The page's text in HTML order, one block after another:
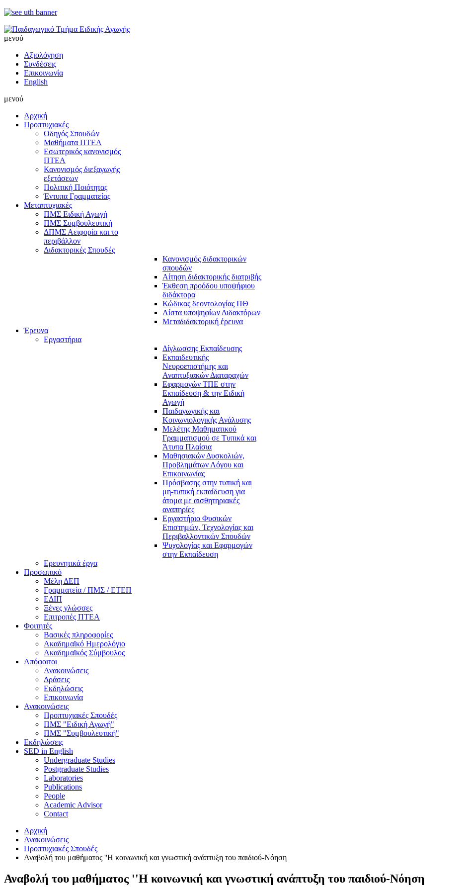
μενού
Αξιολόγηση
Συνδέσεις
Επικοινωνία
English
μενού
Αρχική
Προπτυχιακές
Οδηγός Σπουδών
Μαθήματα ΠΤΕΑ
Εσωτερικός κανονισμός
ΠΤΕΑ
Κανονισμός διεξαγωγής
εξετάσεων
Πολιτική Ποιότητας
Έντυπα Γραμματείας
Μεταπτυχιακές
ΠΜΣ Ειδική Αγωγή
ΠΜΣ Συμβουλευτική
ΔΠΜΣ Αειφορία και το
περιβάλλον
Διδακτορικές Σπουδές
Κανονισμός διδακτορικών
σπουδών
Αίτηση διδακτορικής διατριβής
Έκθεση προόδου υποψήφιου
διδάκτορα
Κώδικας δεοντολογίας ΠΘ
Λίστα υποψηφίων Διδακτόρων
Μεταδιδακτορική έρευνα
Έρευνα
Εργαστήρια
Δίγλωσσης Εκπαίδευσης
Εκπαιδευτικής
Νευροεπιστήμης και
Αναπτυξιακών Διαταραχών
Εφαρμογών ΤΠΕ στην
Εκπαίδευση & την Ειδική
Αγωγή
Παιδαγωγικής και
Κοινωνιολογικής Ανάλυσης
Μελέτης Μαθηματικού
Γραμματισμού σε Τυπικά και
Άτυπα Πλαίσια
Μαθησιακών Δυσκολιών,
Προβλημάτων Λόγου και
Επικοινωνίας
Πρόσβασης στην τυπική και
μη-τυπική εκπαίδευση για
άτομα με αισθητηριακές
αναπηρίες
Εργαστήριο Φυσικών
Επιστημών, Τεχνολογίας και
Περιβαλλοντικών Σπουδών
Ψυχολογίας και Εφαρμογών
στην Εκπαίδευση
Ερευνητικά έργα
Προσωπικό
Μέλη ΔΕΠ
Γραμματεία / ΠΜΣ / ΕΤΕΠ
ΕΔΙΠ
Ξένες γλώσσες
Επιτροπές ΠΤΕΑ
Φοιτητές
Βασικές πληροφορίες
Ακαδημαϊκό Ημερολόγιο
Ακαδημαϊκός Σύμβουλος
Απόφοιτοι
Ανακοινώσεις
Δράσεις
Εκδηλώσεις
Επικοινωνία
Ανακοινώσεις
Προπτυχιακές Σπουδές
ΠΜΣ "Ειδική Αγωγή"
ΠΜΣ "Συμβουλευτική"
Εκδηλώσεις
SED in English
Undergraduate Studies
Postgraduate Studies
Laboratories
Publications
People
Academic Advisor
Contact
Αρχική
Ανακοινώσεις
Προπτυχιακές Σπουδές
Αναβολή του μαθήματος ''Η κοινωνική και γνωστική ανάπτυξη του παιδιού-Νόηση
Αναβολή του μαθήματος ''Η κοινωνική και γνωστική ανάπτυξη του παιδιού-Νόηση